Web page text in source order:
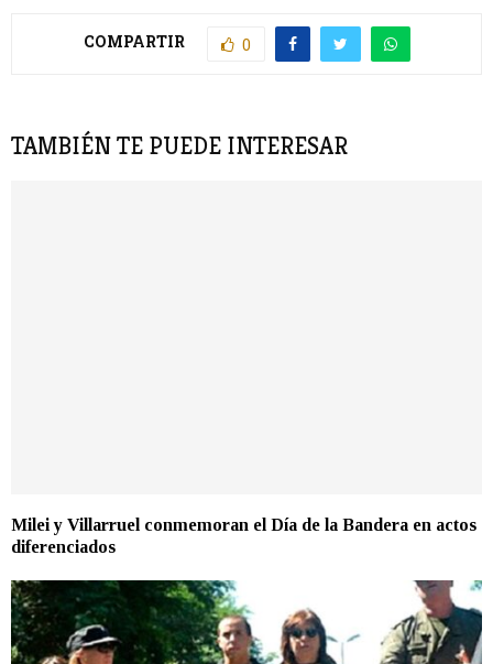
COMPARTIR 0
TAMBIÉN TE PUEDE INTERESAR
Milei y Villarruel conmemoran el Día de la Bandera en actos
diferenciados